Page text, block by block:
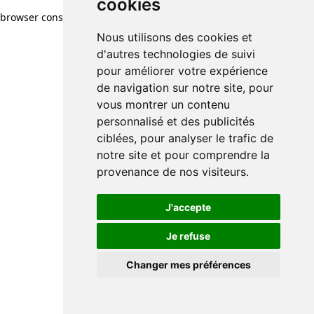
cookies
Nous utilisons des cookies et
d'autres technologies de suivi
pour améliorer votre expérience
de navigation sur notre site, pour
vous montrer un contenu
personnalisé et des publicités
ciblées, pour analyser le trafic de
notre site et pour comprendre la
provenance de nos visiteurs.
J'accepte
Je refuse
Changer mes préférences
cookies
Nous utilisons des cookies et
d'autres technologies de suivi
pour améliorer votre expérience
de navigation sur notre site, pour
vous montrer un contenu
personnalisé et des publicités
ciblées, pour analyser le trafic de
notre site et pour comprendre la
provenance de nos visiteurs.
J'accepte
Je refuse
Changer mes préférences
browser console for more information)